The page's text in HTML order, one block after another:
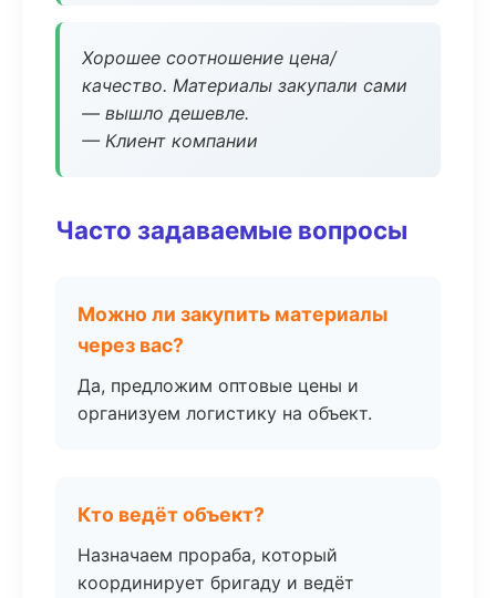
Хорошее соотношение цена/
качество. Материалы закупали сами
— вышло дешевле.
— Клиент компании
Часто задаваемые вопросы
Можно ли закупить материалы
через вас?
Да, предложим оптовые цены и
организуем логистику на объект.
Кто ведёт объект?
Назначаем прораба, который
координирует бригаду и ведёт